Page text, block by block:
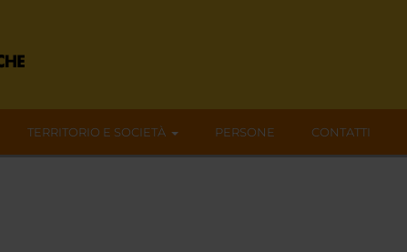
TERRITORIO E SOCIETÀ PERSONE CONTATTI